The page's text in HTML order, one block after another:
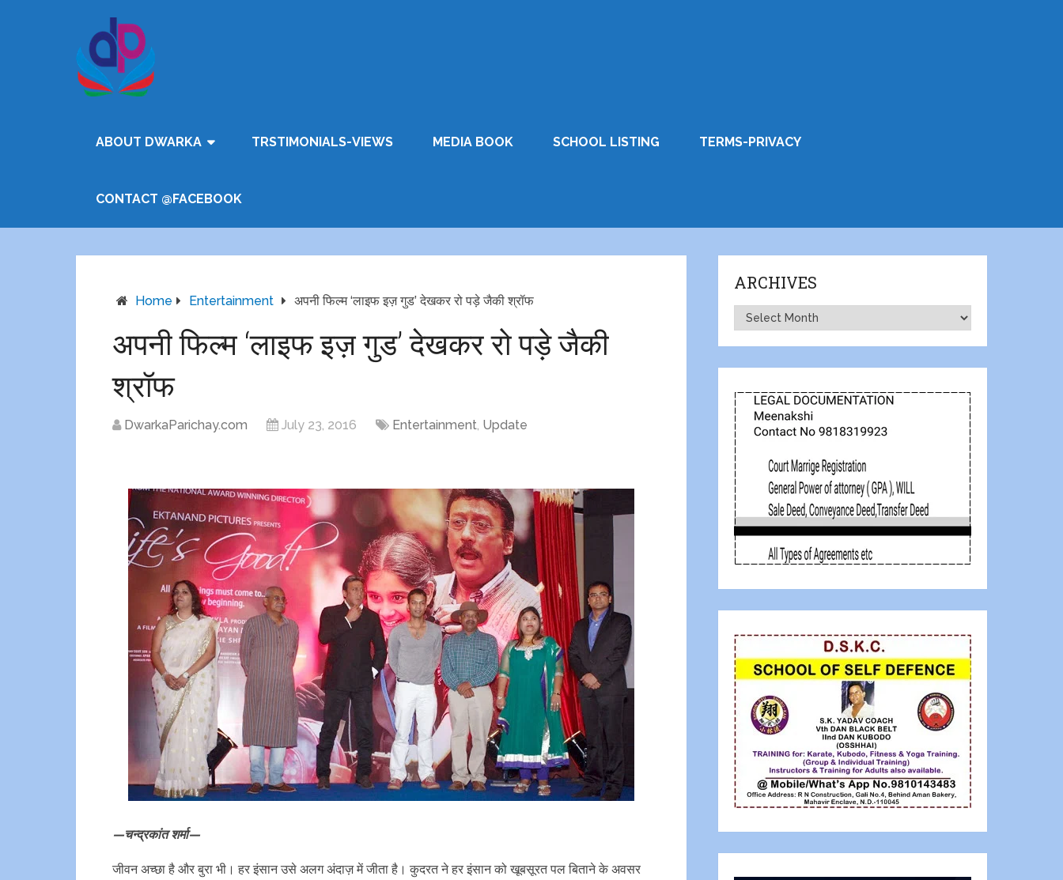
ABOUT DWARKA TRSTIMONIALS-VIEWS MEDIA BOOK SCHOOL LISTING TERMS-PRIVACY
CONTACT @FACEBOOK
Home Entertainment अपनी फिल्म ‘लाइफ इज़ गुड’ देखकर रो पड़े जैकी श्रॉफ
अपनी फिल्म ‘लाइफ इज़ गुड’ देखकर रो पड़े जैकी
श्रॉफ
DwarkaParichay.com July 23, 2016 Entertainment, Update
—चन्द्रकांत शर्मा—
जीवन अच्छा है और बुरा भी। हर इंसान उसे अलग अंदाज़ में जीता है। कुदरत ने हर इंसान को खूबसूरत पल बिताने के अवसर
ARCHIVES
Archives